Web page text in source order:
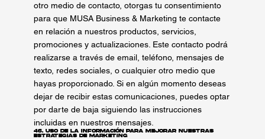
otro medio de contacto, otorgas tu consentimiento
para que MUSA Business & Marketing te contacte
en relación a nuestros productos, servicios,
promociones y actualizaciones. Este contacto podrá
realizarse a través de email, teléfono, mensajes de
texto, redes sociales, o cualquier otro medio que
hayas proporcionado. Si en algún momento deseas
dejar de recibir estas comunicaciones, puedes optar
por darte de baja siguiendo las instrucciones
incluidas en nuestros mensajes.
46. Uso de la Información para Mejorar Nuestras
Estrategias de Marketing